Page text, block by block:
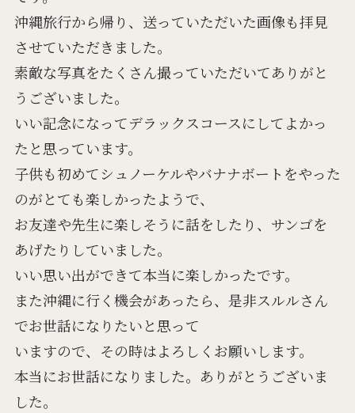
沖縄旅行から帰り、送っていただいた画像も拝見
させていただきました。
素敵な写真をたくさん撮っていただいてありがと
うございました。
いい記念になってデラックスコースにしてよかっ
たと思っています。
子供も初めてシュノーケルやバナナボートをやった
のがとても楽しかったようで、
お友達や先生に楽しそうに話をしたり、サンゴを
あげたりしていました。
いい思い出ができて本当に楽しかったです。
また沖縄に行く機会があったら、是非スルルさん
でお世話になりたいと思って
いますので、その時はよろしくお願いします。
本当にお世話になりました。ありがとうございま
した。